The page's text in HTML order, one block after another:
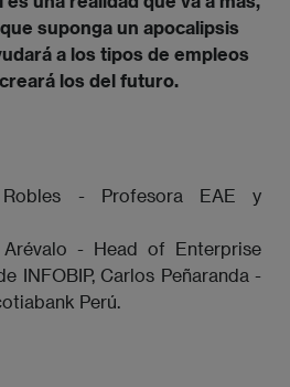
suponga un apocalipsis
a los tipos de empleos
los del futuro.
- Profesora EAE y
Arévalo - Head of Enterprise
INFOBIP, Carlos Peñaranda -
Perú.